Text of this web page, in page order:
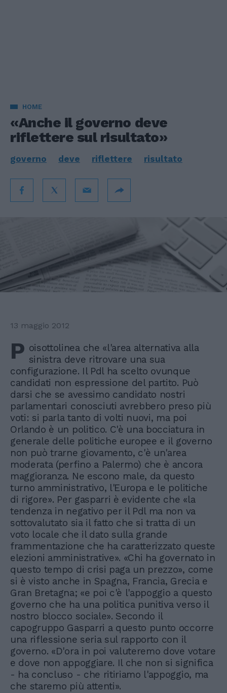
HOME
«Anche il governo deve
riflettere sul risultato»
governo deve riflettere risultato
13 maggio 2012
P oisottolinea che «l'area alternativa alla
sinistra deve ritrovare una sua
configurazione. Il Pdl ha scelto ovunque
candidati non espressione del partito. Può
darsi che se avessimo candidato nostri
parlamentari conosciuti avrebbero preso più
voti: si parla tanto di volti nuovi, ma poi
Orlando è un politico. C'è una bocciatura in
generale delle politiche europee e il governo
non può trarne giovamento, c'è un'area
moderata (perfino a Palermo) che è ancora
maggioranza. Ne escono male, da questo
turno amministrativo, l'Europa e le politiche
di rigore». Per gasparri è evidente che «la
tendenza in negativo per il Pdl ma non va
sottovalutato sia il fatto che si tratta di un
voto locale che il dato sulla grande
frammentazione che ha caratterizzato queste
elezioni amministrative». «Chi ha governato in
questo tempo di crisi paga un prezzo», come
si è visto anche in Spagna, Francia, Grecia e
Gran Bretagna; «e poi c'è l'appoggio a questo
governo che ha una politica punitiva verso il
nostro blocco sociale». Secondo il
capogruppo Gasparri a questo punto occorre
una riflessione seria sul rapporto con il
governo. «D'ora in poi valuteremo dove votare
e dove non appoggiare. Il che non si significa
- ha concluso - che ritiriamo l'appoggio, ma
che staremo più attenti».